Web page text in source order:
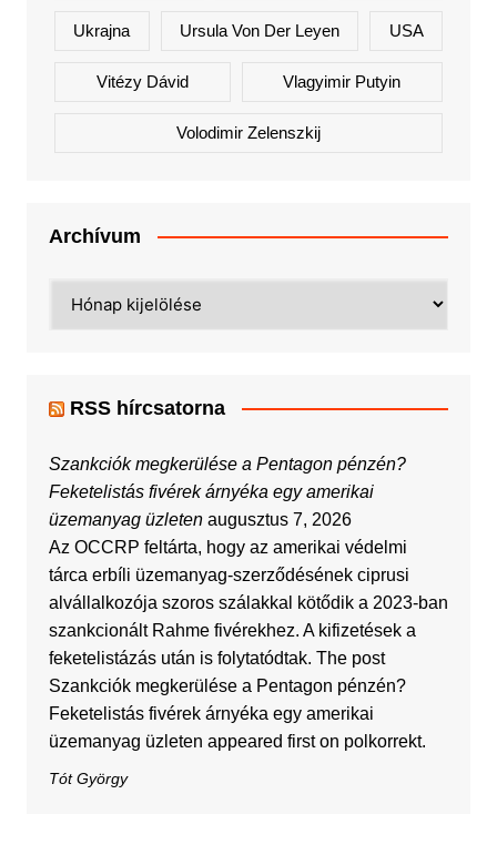
Ukrajna Ursula Von Der Leyen USA
Vitézy Dávid Vlagyimir Putyin
Volodimir Zelenszkij
Archívum
RSS hírcsatorna
Szankciók megkerülése a Pentagon pénzén?
Feketelistás fivérek árnyéka egy amerikai
üzemanyag üzleten augusztus 7, 2026
Az OCCRP feltárta, hogy az amerikai védelmi
tárca erbíli üzemanyag-szerződésének ciprusi
alvállalkozója szoros szálakkal kötődik a 2023-ban
szankcionált Rahme fivérekhez. A kifizetések a
feketelistázás után is folytatódtak. The post
Szankciók megkerülése a Pentagon pénzén?
Feketelistás fivérek árnyéka egy amerikai
üzemanyag üzleten appeared first on polkorrekt.
Tót György